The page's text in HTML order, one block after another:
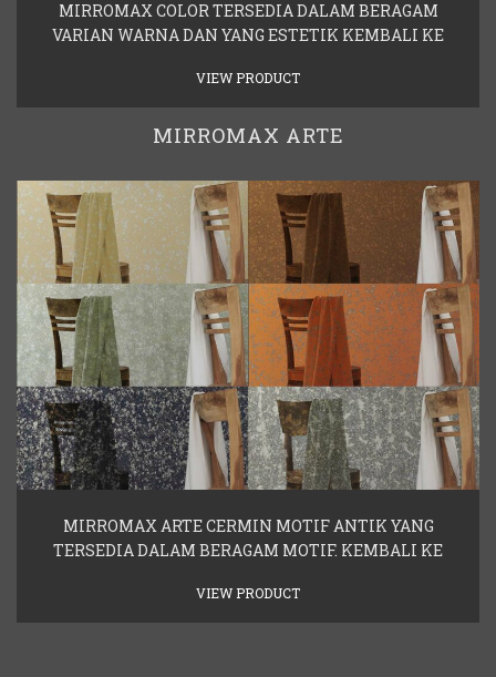
MIRROMAX COLOR TERSEDIA DALAM BERAGAM
VARIAN WARNA DAN YANG ESTETIK KEMBALI KE
VIEW PRODUCT
MIRROMAX ARTE
MIRROMAX ARTE CERMIN MOTIF ANTIK YANG
TERSEDIA DALAM BERAGAM MOTIF. KEMBALI KE
VIEW PRODUCT